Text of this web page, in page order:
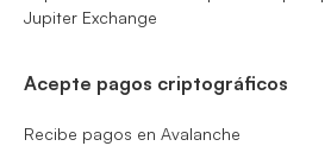
Jupiter Exchange
Acepte pagos criptográficos
Recibe pagos en Avalanche